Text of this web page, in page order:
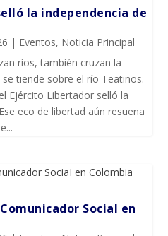
la independencia de
| Eventos, Noticia Principal
ríos, también cruzan la
tiende sobre el río Teatinos.
Ejército Libertador selló la
eco de libertad aún resuena
SociaI en